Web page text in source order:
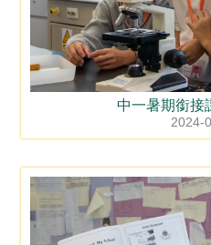
中一暑期銜接
2024-